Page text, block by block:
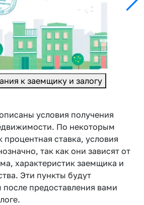
к заемщику и залогу
условия получения
По некоторым
процентная ставка, условия
так как они зависят от
характеристик заемщика и
Эти пункты будут
предоставления вами